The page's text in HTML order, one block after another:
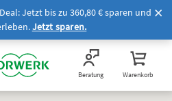
Jetzt bis zu 360,80 € sparen und
Jetzt sparen.
Beratung Warenkorb